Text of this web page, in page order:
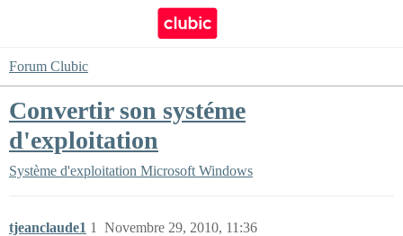
Forum Clubic
Convertir son systéme
d'exploitation
Système d'exploitation Microsoft Windows
tjeanclaude1 Novembre 29, 2010, 11:36
1